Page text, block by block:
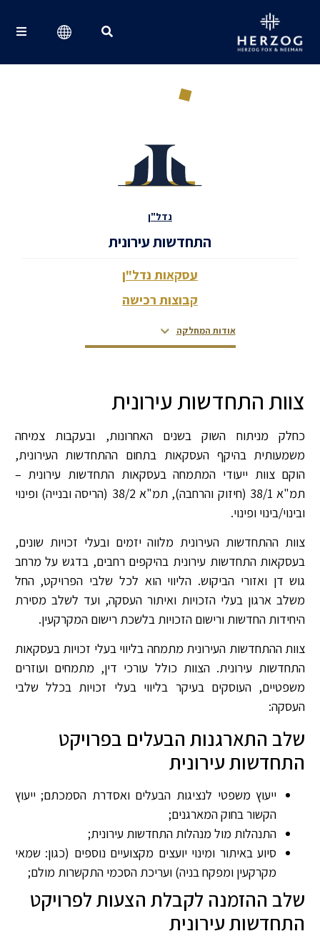
נדל"ן
התחדשות עירונית
עסקאות נדל"ן
קבוצות רכישה
אודות המחלקה
צוות המחלקה
דירוגים ופרסים
צור קשר
צוות התחדשות עירונית
כחלק מניתוח השוק בשנים האחרונות, ובעקבות צמיחה
משמעותית בהיקף העסקאות בתחום ההתחדשות העירונית,
הוקם צוות ייעודי המתמחה בעסקאות התחדשות עירונית –
תמ"א 38/1 (חיזוק והרחבה), תמ"א 38/2 (הריסה ובנייה) ופינוי
ובינוי/בינוי ופינוי.
צוות ההתחדשות העירונית מלווה יזמים ובעלי זכויות שונים,
בעסקאות התחדשות עירונית בהיקפים רחבים, בדגש על מרחב
גוש דן ואזורי הביקוש. הליווי הוא לכל שלבי הפרויקט, החל
משלב ארגון בעלי הזכויות ואיתור העסקה, ועד לשלב מסירת
היחידות החדשות ורישום הזכויות בלשכת רישום המקרקעין.
צוות ההתחדשות העירונית מתמחה בליווי בעלי זכויות בעסקאות
התחדשות עירונית. הצוות כולל עורכי דין, מתמחים ועוזרים
משפטיים, העוסקים בעיקר בליווי בעלי זכויות בכלל שלבי
העסקה:
שלב התארגנות הבעלים בפרויקט
התחדשות עירונית
ייעוץ משפטי לנציגות הבעלים ואסדרת הסמכתם; ייעוץ
הקשור בחוק המארגנים;
התנהלות מול מנהלות התחדשות עירונית;
סיוע באיתור ומינוי יועצים מקצועיים נוספים (כגון: שמאי
מקרקעין ומפקח בניה) ועריכת הסכמי התקשרות מולם;
שלב ההזמנה לקבלת הצעות לפרויקט
התחדשות עירונית